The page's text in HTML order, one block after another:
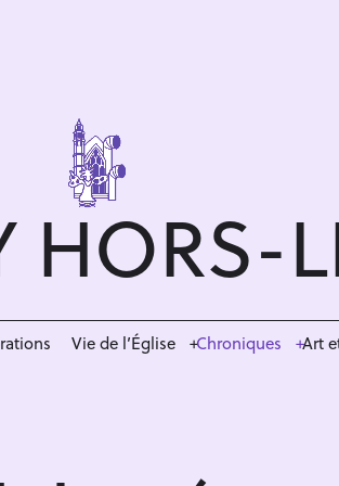
HORS-
Vie de l’Église Chroniques Art